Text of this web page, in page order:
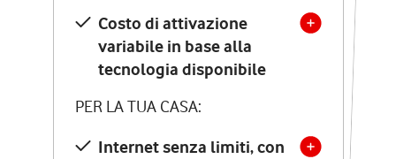
Costo di attivazione
variabile in base alla
tecnologia disponibile
PER LA TUA CASA:
Internet senza limiti, con
Costo di attivazione
variabile in base alla
tecnologia disponibile
PER LA TUA CASA:
Internet senza limiti, con
la migliore tecnologia